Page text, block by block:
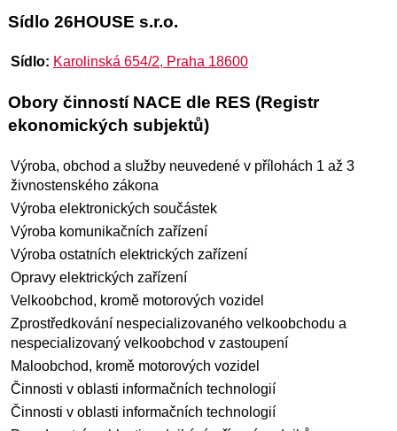
Sídlo 26HOUSE s.r.o.
Sídlo: Karolinská 654/2, Praha 18600
Obory činností NACE dle RES (Registr
ekonomických subjektů)
Výroba, obchod a služby neuvedené v přílohách 1 až 3
živnostenského zákona
Výroba elektronických součástek
Výroba komunikačních zařízení
Výroba ostatních elektrických zařízení
Opravy elektrických zařízení
Velkoobchod, kromě motorových vozidel
Zprostředkování nespecializovaného velkoobchodu a
nespecializovaný velkoobchod v zastoupení
Maloobchod, kromě motorových vozidel
Činnosti v oblasti informačních technologií
Činnosti v oblasti informačních technologií